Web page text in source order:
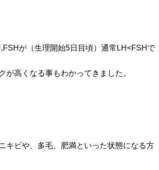
が（生理開始5日目頃）通常LH<FSHで
高くなる事もわかってきました。
キビや、多毛、肥満といった状態になる方